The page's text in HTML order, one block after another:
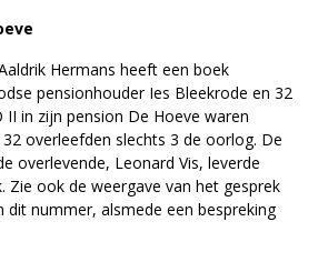
Hermans heeft een boek
pensionhouder Ies Bleekrode en 32
II in zijn pension De Hoeve waren
overleefden slechts 3 de oorlog. De
overlevende, Leonard Vis, leverde
Zie ook de weergave van het gesprek
dit nummer, alsmede een bespreking